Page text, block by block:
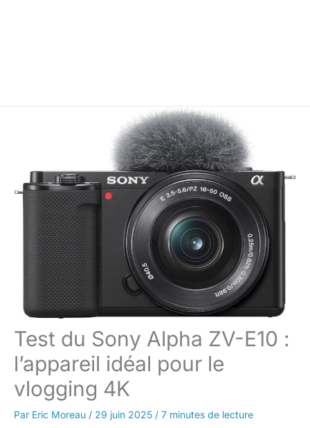
Test du Sony Alpha ZV-E10 :
l’appareil idéal pour le
vlogging 4K
Par Eric Moreau / 29 juin 2025 / 7 minutes de lecture